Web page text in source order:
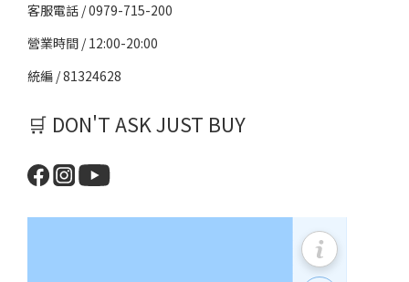
客服電話 / 0979-715-200
營業時間 / 12:00-20:00
統編 / 81324628
🛒 DON'T ASK JUST BUY